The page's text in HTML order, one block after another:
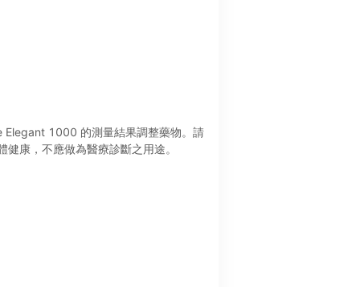
Elegant 1000 的測量結果調整藥物。請
康，不應做為醫療診斷之用途。